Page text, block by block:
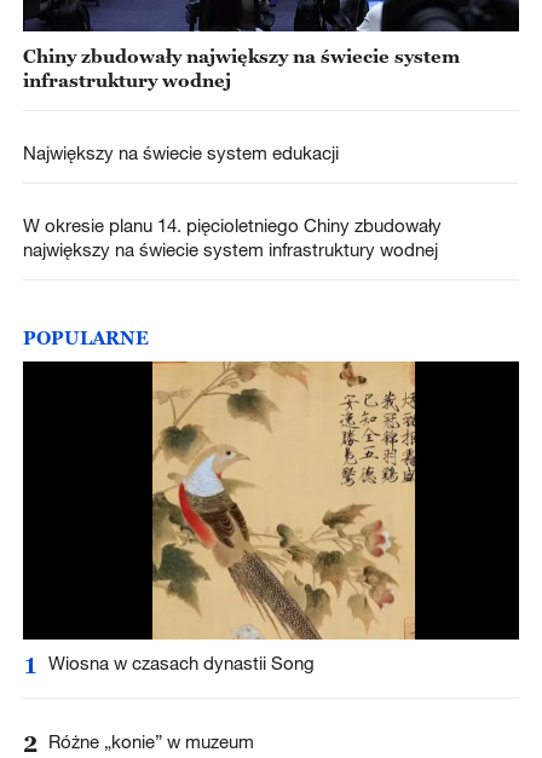
Chiny zbudowały największy na świecie system
infrastruktury wodnej
Największy na świecie system edukacji
W okresie planu 14. pięcioletniego Chiny zbudowały
największy na świecie system infrastruktury wodnej
POPULARNE
1 Wiosna w czasach dynastii Song
2 Różne „konie” w muzeum